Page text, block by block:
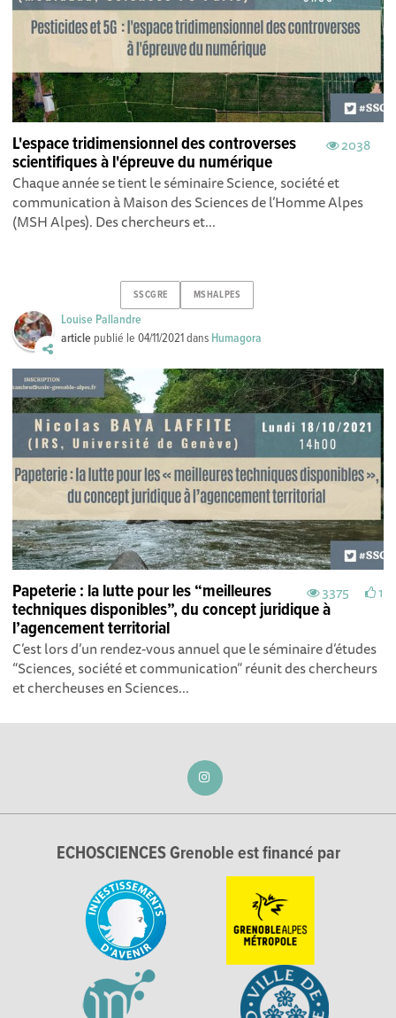
2038
L'espace tridimensionnel des controverses
scientifiques à l'épreuve du numérique
Chaque année se tient le séminaire Science, société et
communication à Maison des Sciences de l’Homme Alpes
(MSH Alpes). Des chercheurs et...
SSCGRE MSHALPES
Louise Pallandre
article publié le04/11/2021dans Humagora
3375 1
Papeterie : la lutte pour les “meilleures
techniques disponibles”, du concept juridique à
l’agencement territorial
C’est lors d’un rendez-vous annuel que le séminaire d’études
“Sciences, société et communication” réunit des chercheurs
et chercheuses en Sciences...
ECHOSCIENCES Grenoble est financé par